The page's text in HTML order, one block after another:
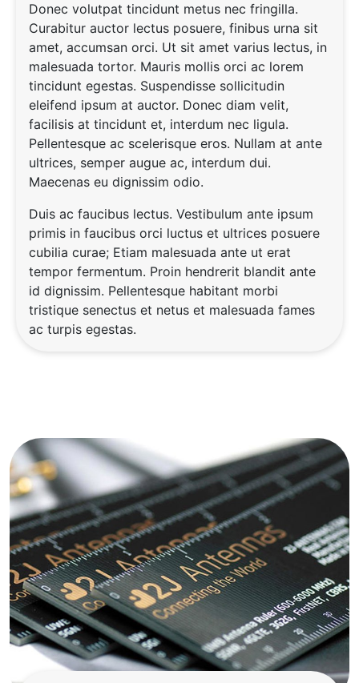
Donec volutpat tincidunt metus nec fringilla.
Curabitur auctor lectus posuere, finibus urna sit
amet, accumsan orci. Ut sit amet varius lectus, in
malesuada tortor. Mauris mollis orci ac lorem
tincidunt egestas. Suspendisse sollicitudin
eleifend ipsum at auctor. Donec diam velit,
facilisis at tincidunt et, interdum nec ligula.
Pellentesque ac scelerisque eros. Nullam at ante
ultrices, semper augue ac, interdum dui.
Maecenas eu dignissim odio.
Duis ac faucibus lectus. Vestibulum ante ipsum
primis in faucibus orci luctus et ultrices posuere
cubilia curae; Etiam malesuada ante ut erat
tempor fermentum. Proin hendrerit blandit ante
id dignissim. Pellentesque habitant morbi
tristique senectus et netus et malesuada fames
ac turpis egestas.